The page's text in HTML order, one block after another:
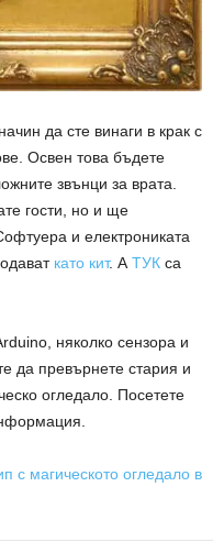
да сте винаги в крак с
Освен това бъдете
звънци за врата.
гости, но и ще
и електрониката
като кит. А ТУК са
няколко сензора и
да превърнете стария и
огледало. Посетете
с магическото огледало в